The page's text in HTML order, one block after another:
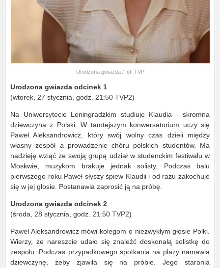
Urodzona gwiazda / fot. TVP
Urodzona gwiazda odcinek 1
(wtorek, 27 stycznia, godz. 21:50 TVP2)
Na Uniwersytecie Leningradzkim studiuje Klaudia - skromna
dziewczyna z Polski. W tamtejszym konwersatorium uczy się
Paweł Aleksandrowicz, który swój wolny czas dzieli między
własny zespół a prowadzenie chóru polskich studentów. Ma
nadzieję wziąć ze swoją grupą udział w studenckim festiwalu w
Moskwie, muzykom brakuje jednak solisty. Podczas balu
pierwszego roku Paweł słyszy śpiew Klaudii i od razu zakochuje
się w jej głosie. Postanawia zaprosić ją na próbę.
Urodzona gwiazda odcinek 2
(środa, 28 stycznia, godz. 21:50 TVP2)
Paweł Aleksandrowicz mówi kolegom o niezwykłym głosie Polki.
Wierzy, że nareszcie udało się znaleźć doskonałą solistkę do
zespołu. Podczas przypadkowego spotkania na plaży namawia
dziewczynę, żeby zjawiła się na próbie. Jego starania